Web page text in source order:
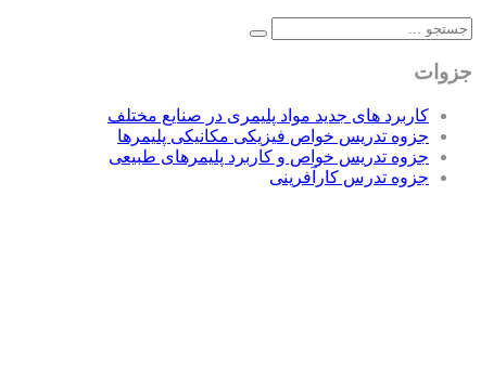
جزوات
کاربرد های جدید مواد پلیمری در صنایع مختلف
جزوه تدریس خواص فیزیکی مکانیکی پلیمرها
جزوه تدریس خواص و کاربرد پلیمرهای طبیعی
جزوه تدرس کارآفرینی